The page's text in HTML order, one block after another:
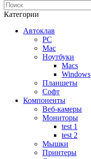
Категории
Автоклав
PC
Mac
Ноутбуки
Macs
Windows
Планшеты
Софт
Компоненты
Веб-камеры
Мониторы
test 1
test 2
Мышки
Принтеры